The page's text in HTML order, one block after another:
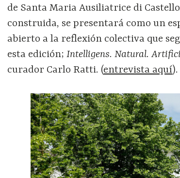
de Santa Maria Ausiliatrice di
construida, se presentará como un
abierto a la reflexión colectiva que
esta edición;Intelligens. Natural.
curador Carlo Ratti. (entrevista aquí).